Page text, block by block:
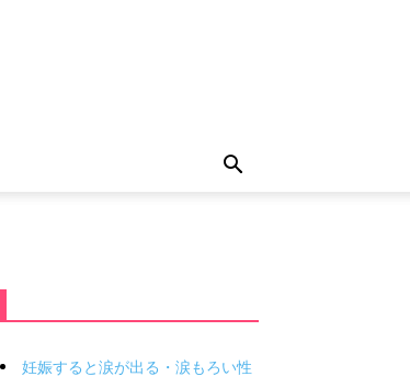
妊娠すると涙が出る・涙もろい性